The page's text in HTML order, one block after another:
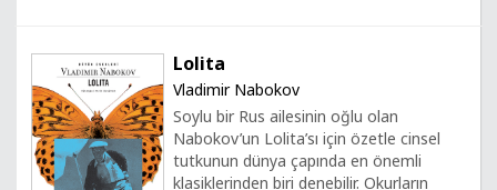
Lolita
Vladimir Nabokov
Soylu bir Rus ailesinin oğlu olan
Nabokov’un Lolita’sı için özetle cinsel
tutkunun dünya çapında en önemli
klasiklerinden biri denebilir. Okurların